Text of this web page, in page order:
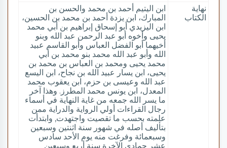
نهاية
الكتاب
ابن اليتيم أحمد بن محمد والحسن بن
المبارك، ابن يزدة أحمد بن محمد بن الحسين،
ابن اليزيدي أبو إسحاق إبراهيم بن أبي محمد
يحيى وأخوه أبو عبد الرحمن عبد الله وبنو
أخيهما أبو الفضل العباس وأبو القاسم عبيد
الله وأبو عبد الله محمد بنو محمد بن أبي
محمد يحيى ومحمد بن العباس بن محمد بن
يحيى، ابن يسار عبيد الله بن نجاح، ابن اليسع
عبد الله وعيسى بن حزم، ابن يعقوب محمد
المعدل، ابن يونس محمد المطرز. وهذا آخر
ما يسر الله جمعه من غاية النهاية في أسماء
رجال القراءات أولي الرواية والدراية ممن
علمته بحسب ما تقصيت واجتهدت, وابتدأت
بتأليف أصله في شهور سنة اثنتين وسبعين
وسبعمائة وفرغت منه يوم الأحد سادس
عشر جمادى الآخرة سنة أربع وسبعين